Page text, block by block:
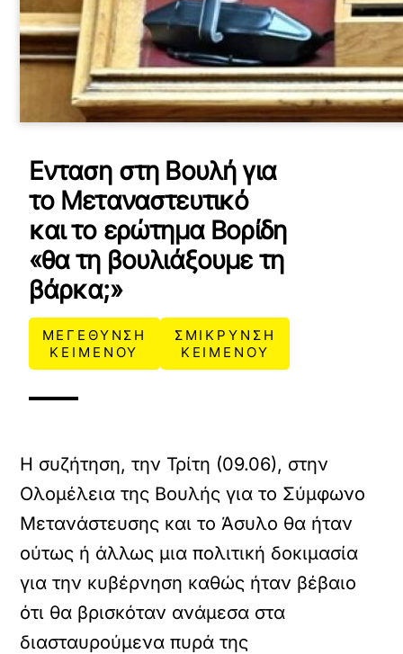
Ενταση στη Βουλή για
το Μεταναστευτικό
και το ερώτημα Βορίδη
«θα τη βουλιάξουμε τη
βάρκα;»
ΜΕΓΕΘΥΝΣΗ
ΚΕΙΜΕΝΟΥ
ΣΜΙΚΡΥΝΣΗ
ΚΕΙΜΕΝΟΥ
Η συζήτηση, την Τρίτη (09.06), στην
Ολομέλεια της Βουλής για το Σύμφωνο
Μετανάστευσης και το Άσυλο θα ήταν
ούτως ή άλλως μια πολιτική δοκιμασία
για την κυβέρνηση καθώς ήταν βέβαιο
ότι θα βρισκόταν ανάμεσα στα
διασταυρούμενα πυρά της